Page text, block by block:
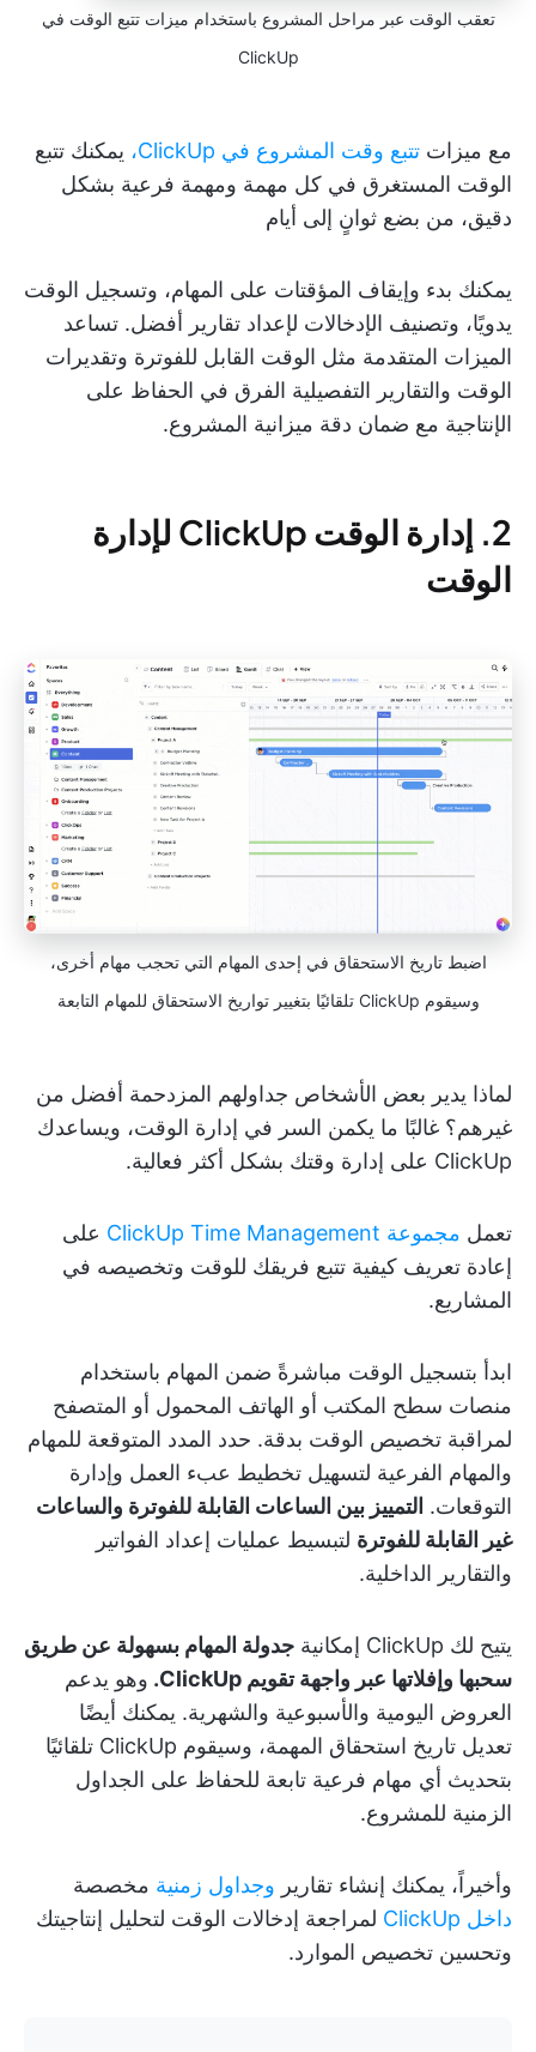
تعقب الوقت عبر مراحل المشروع باستخدام ميزات تتبع الوقت في
ClickUp
مع ميزات تتبع وقت المشروع في ClickUp،
يمكنك تتبع
الوقت المستغرق في كل مهمة ومهمة فرعية بشكل
دقيق، من بضع ثوانٍ إلى أيام
يمكنك بدء وإيقاف المؤقتات على المهام، وتسجيل الوقت
يدويًا، وتصنيف الإدخالات لإعداد تقارير أفضل. تساعد
الميزات المتقدمة مثل الوقت القابل للفوترة وتقديرات
الوقت والتقارير التفصيلية الفرق في الحفاظ على
الإنتاجية مع ضمان دقة ميزانية المشروع.
2. إدارة الوقت ClickUp لإدارة
الوقت
اضبط تاريخ الاستحقاق في إحدى المهام التي تحجب مهام أخرى،
وسيقوم ClickUp تلقائيًا بتغيير تواريخ الاستحقاق للمهام التابعة
لماذا يدير بعض الأشخاص جداولهم المزدحمة أفضل من
غيرهم؟ غالبًا ما يكمن السر في إدارة الوقت، ويساعدك
ClickUp على إدارة وقتك بشكل أكثر فعالية.
تعمل مجموعة ClickUp Time Management
على
إعادة تعريف كيفية تتبع فريقك للوقت وتخصيصه في
المشاريع.
ابدأ بتسجيل الوقت مباشرةً ضمن المهام باستخدام
منصات سطح المكتب أو الهاتف المحمول أو المتصفح
لمراقبة تخصيص الوقت بدقة. حدد المدد المتوقعة للمهام
والمهام الفرعية لتسهيل تخطيط عبء العمل وإدارة
التوقعات. التمييز بين الساعات القابلة للفوترة والساعات
غير القابلة للفوترة لتبسيط عمليات إعداد الفواتير
والتقارير الداخلية.
يتيح لك ClickUp إمكانية
جدولة المهام بسهولة عن طريق
سحبها وإفلاتها عبر واجهة تقويم ClickUp.
وهو يدعم
العروض اليومية والأسبوعية والشهرية. يمكنك أيضًا
تعديل تاريخ استحقاق المهمة، وسيقوم ClickUp تلقائيًا
بتحديث أي مهام فرعية تابعة للحفاظ على الجداول
الزمنية للمشروع.
وأخيراً، يمكنك إنشاء تقارير وجداول زمنية مخصصة
داخل ClickUp
لمراجعة إدخالات الوقت لتحليل إنتاجيتك
وتحسين تخصيص الموارد.